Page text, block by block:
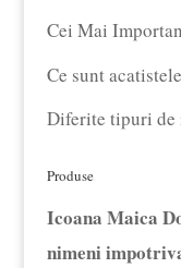
Cei Mai
Ce sunt acatistele
Diferite tipuri de
Produse
Icoana Maica
nimeni